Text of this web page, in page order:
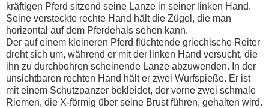
kräftigen Pferd sitzend seine Lanze in seiner linken Hand.
Seine versteckte rechte Hand hält die Zügel, die man
horizontal auf dem Pferdehals sehen kann.
Der auf einem kleineren Pferd flüchtende griechische Reiter
dreht sich um, während er mit der linken Hand versucht, die
ihn zu durchbohren scheinende Lanze abzuwenden. In der
unsichtbaren rechten Hand hält er zwei Wurfspieße. Er ist
mit einem Schutzpanzer bekleidet, der vorne zwei schmale
Riemen, die X-förmig über seine Brust führen, gehalten wird.